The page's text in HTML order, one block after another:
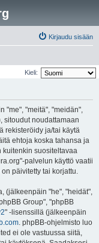
Kirjaudu sisään
Kieli:
"me", "meitä", "meidän",
sitoudut noudattamaan
rekisteröidy ja/tai käytä
ehtoja koska tahansa ja
kuitenkin suositeltavaa
palvelun käyttö vaatii
päivitetty tai korjattu.
(jälkeenpäin "he", "heidät",
Group", "phpBB
" -lisenssillä (jälkeenpäin
. phpBB-ohjelmisto luo
ei ole vastuussa siitä,